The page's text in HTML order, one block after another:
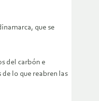
que se
del carbón e
lo que reabren las